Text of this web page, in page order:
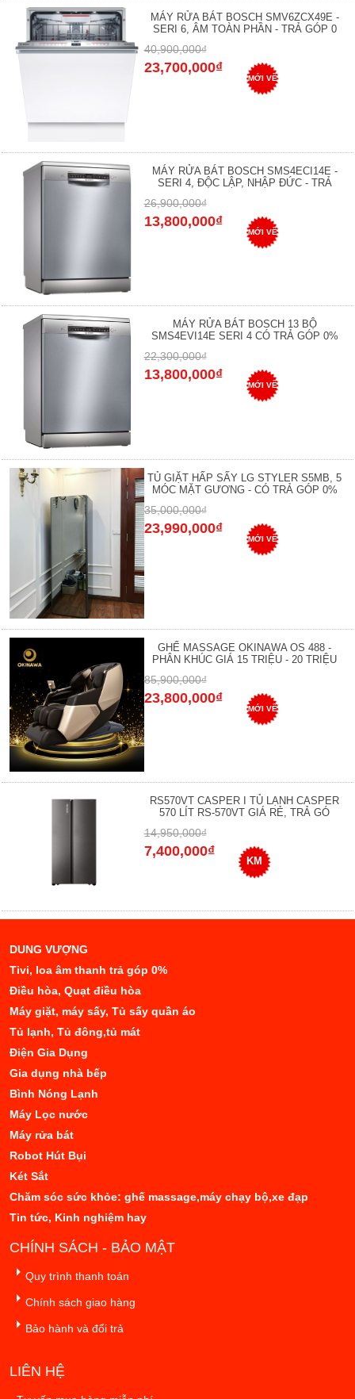
MÁY RỬA BÁT BOSCH SMV6ZCX49E -
SERI 6, ÂM TOÀN PHẦN - TRẢ GÓP 0
40,900,000₫
23,700,000₫
MỚI VỀ
MÁY RỬA BÁT BOSCH SMS4ECI14E -
SERI 4, ĐỘC LẬP, NHẬP ĐỨC - TRẢ
26,900,000₫
13,800,000₫
MỚI VỀ
MÁY RỬA BÁT BOSCH 13 BỘ
SMS4EVI14E SERI 4 CÓ TRẢ GÓP 0%
22,300,000₫
13,800,000₫
MỚI VỀ
TỦ GIẶT HẤP SẤY LG STYLER S5MB, 5
MÓC MẶT GƯƠNG - CÓ TRẢ GÓP 0%
35,000,000₫
23,990,000₫
MỚI VỀ
GHẾ MASSAGE OKINAWA OS 488 -
PHÂN KHÚC GIÁ 15 TRIỆU - 20 TRIỆU
85,900,000₫
23,800,000₫
MỚI VỀ
RS570VT CASPER I TỦ LẠNH CASPER
570 LÍT RS-570VT GIÁ RẺ, TRẢ GÓ
14,950,000₫
7,400,000₫
KM
DUNG VƯỢNG
Tivi, loa âm thanh trả góp 0%
Điều hòa, Quạt điều hòa
Máy giặt, máy sấy, Tủ sấy quần áo
Tủ lạnh, Tủ đông,tủ mát
Điện Gia Dụng
Gia dụng nhà bếp
Bình Nóng Lạnh
Máy Lọc nước
Máy rửa bát
Robot Hút Bụi
Két Sắt
Chăm sóc sức khỏe: ghế massage,máy chạy bộ,xe đạp
Tin tức, Kinh nghiệm hay
CHÍNH SÁCH - BẢO MẬT
Quy trình thanh toán
Chính sách giao hàng
Bảo hành và đổi trả
LIÊN HỆ